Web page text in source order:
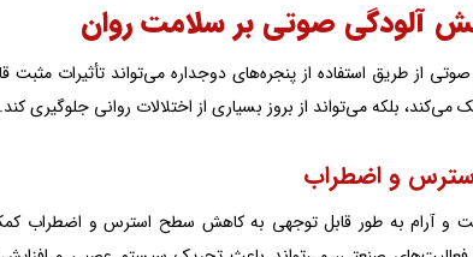
آلودگی صوتی بر سلامت روان
از طریق استفاده از پنجره‌های دوجداره می‌تواند تأثیرات مثبت
می‌کند، بلکه می‌تواند از بروز بسیاری از اختلالات روانی جلوگیری
و آرام به طور قابل توجهی به کاهش سطح استرس و اضطراب کمک